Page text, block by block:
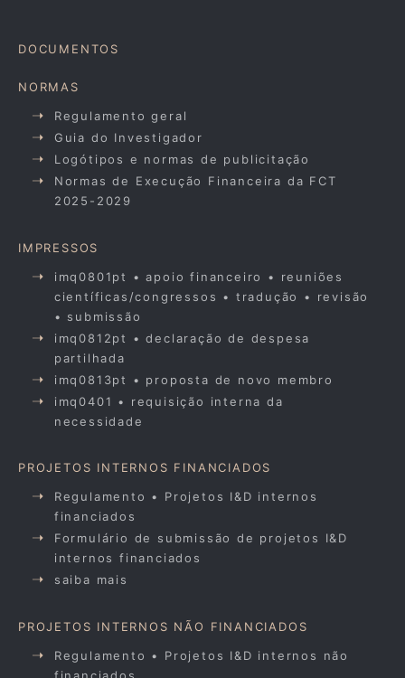
DOCUMENTOS
NORMAS
Regulamento geral
Guia do Investigador
Logótipos e normas de publicitação
Normas de Execução Financeira da FCT
2025-2029
IMPRESSOS
imq0801pt • apoio financeiro • reuniões
científicas/congressos • tradução • revisão
• submissão
imq0812pt • declaração de despesa
partilhada
imq0813pt • proposta de novo membro
imq0401 • requisição interna da
necessidade
PROJETOS INTERNOS FINANCIADOS
Regulamento • Projetos I&D internos
financiados
Formulário de submissão de projetos I&D
internos financiados
saiba mais
PROJETOS INTERNOS NÃO FINANCIADOS
Regulamento • Projetos I&D internos não
financiados